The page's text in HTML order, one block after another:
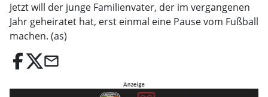
Jetzt will der junge Familienvater, der im vergangenen
Jahr geheiratet hat, erst einmal eine Pause vom Fußball
machen. (as)
email